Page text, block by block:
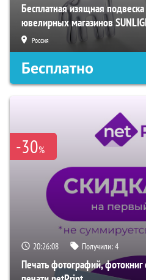
Бесплатная изящная
ювелирных магазинов
Россия
Бесплатно
-30%
20:26:07 Получили:4
Печать фотографий,